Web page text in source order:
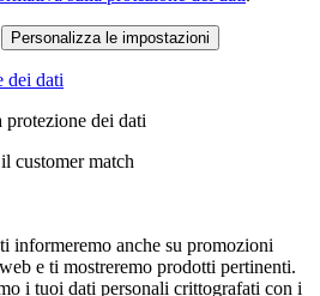
Personalizza le impostazioni
dei dati
dei dati
customer match
informeremo anche su promozioni
e ti mostreremo prodotti pertinenti.
i tuoi dati personali crittografati con i